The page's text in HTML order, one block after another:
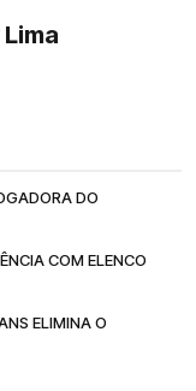
DO
COM ELENCO
ELIMINA O